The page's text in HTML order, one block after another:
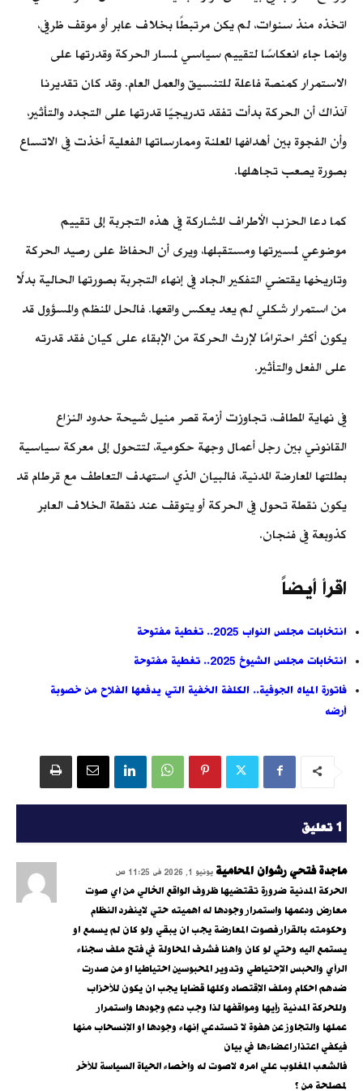
اتخذه منذ سنوات، لم يكن مرتبطًا بخلاف عابر أو موقف ظرفي،
وإنما جاء انعكاسًا لتقييم سياسي لمسار الحركة وقدرتها على
الاستمرار كمنصة فاعلة للتنسيق والعمل العام. وقد كان تقديرنا
آنذاك أن الحركة بدأت تفقد تدريجيًا قدرتها على التجدد والتأثير،
وأن الفجوة بين أهدافها المعلنة وممارساتها الفعلية أخذت في الاتساع
بصورة يصعب تجاهلها.
كما دعا الحزب الأطراف المشاركة في هذه التجربة إلى تقييم
موضوعي لمسيرتها ومستقبلها، ويرى أن الحفاظ على رصيد الحركة
وتاريخها يقتضي التفكير الجاد في إنهاء التجربة بصورتها الحالية بدلًا
من استمرار شكلي لم يعد يعكس واقعها. فالحل المنظم والمسؤول قد
يكون أكثر احترامًا لإرث الحركة من الإبقاء على كيان فقد قدرته
على الفعل والتأثير.
في نهاية المطاف، تجاوزت أزمة قصر منيل شيحة حدود النزاع
القانوني بين رجل أعمال وجهة حكومية، لتتحول إلى معركة سياسية
بطلتها المعارضة المدنية، فالبيان الذي استهدف التعاطف مع قرطام قد
يكون نقطة تحول في الحركة أو يتوقف عند نقطة الخلاف العابر
كذوبعة في فنجان.
اقرأ أيضاً
انتخابات مجلس النواب 2025.. تغطية مفتوحة
انتخابات مجلس الشيوخ 2025.. تغطية مفتوحة
فاتورة المياه الجوفية.. الكلفة الخفية التي يدفعها الفلاح من خصوبة
أرضه
1 تعليق
ماجدة فتحي رشوان المحامية يونيو 1, 2026 فى 11:25 ص
الحركة المدنية ضرورة تقتضيها ظروف الواقع الخالي من اي صوت
معارض ودعمها واستمرار وجودها له اهميته حتي لاينفرد النظام
وحكومته بالقرار فصوت المعارضة يجب ان يبقي ولو كان لم يسمع او
يستمع اليه وحتي لو كان واهنا فشرف المحاولة في فتح ملف سجناء
الرأي والحبس الإحتياطي وتدوير المحبوسين احتياطيا او من صدرت
ضدهم احكام وملف الإقتصاد وكلها قضايا يجب ان يكون للأحزاب
وللحركة المدنية رأيها ومواقفها لذا وجب دعم وجودها واستمرار
عملها والتجاوز عن هفوة لا تستدعي إنهاء وجودها او الإنسحاب منها
فيكفي اعتذار اعضاءها في بيان
فالشعب المغلوب علي امره لاصوت له واخصاء الحياة السياسة للأخر
لمصلحة من ؟